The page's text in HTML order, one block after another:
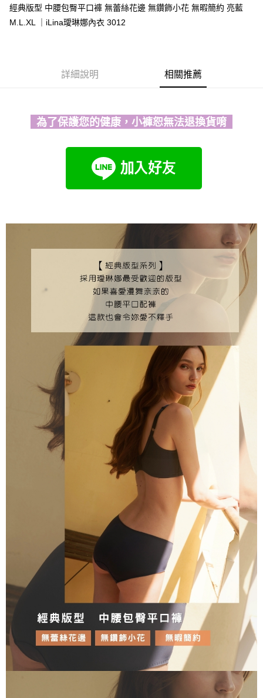
7-11取貨付款
每筆NT$90，滿NT$1,300(含以上)免運費
宅配-貨到不付款
每筆NT$90，滿NT$1,300(含以上)免運費
海外專區｜ Overseas
經典版型 中腰包臀平口褲 無蕾絲花邊 無鑽飾小花 無暇簡約 亮藍
M.L.XL ｜iLina璦琳娜內衣 3012
詳細說明 相關推薦
為了保護您的健康，小褲恕無法退換貨唷